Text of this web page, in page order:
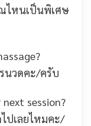
ไหนเป็นพิเศษ
นวดคะ/ครับ
session?
ปเลยไหมคะ/